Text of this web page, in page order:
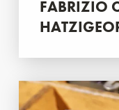
FABRIZIO